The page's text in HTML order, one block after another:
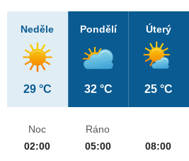
Neděle
29 °C
Pondělí
32 °C
Úterý
25 °C
Noc
02:00
Ráno
05:00
08:00